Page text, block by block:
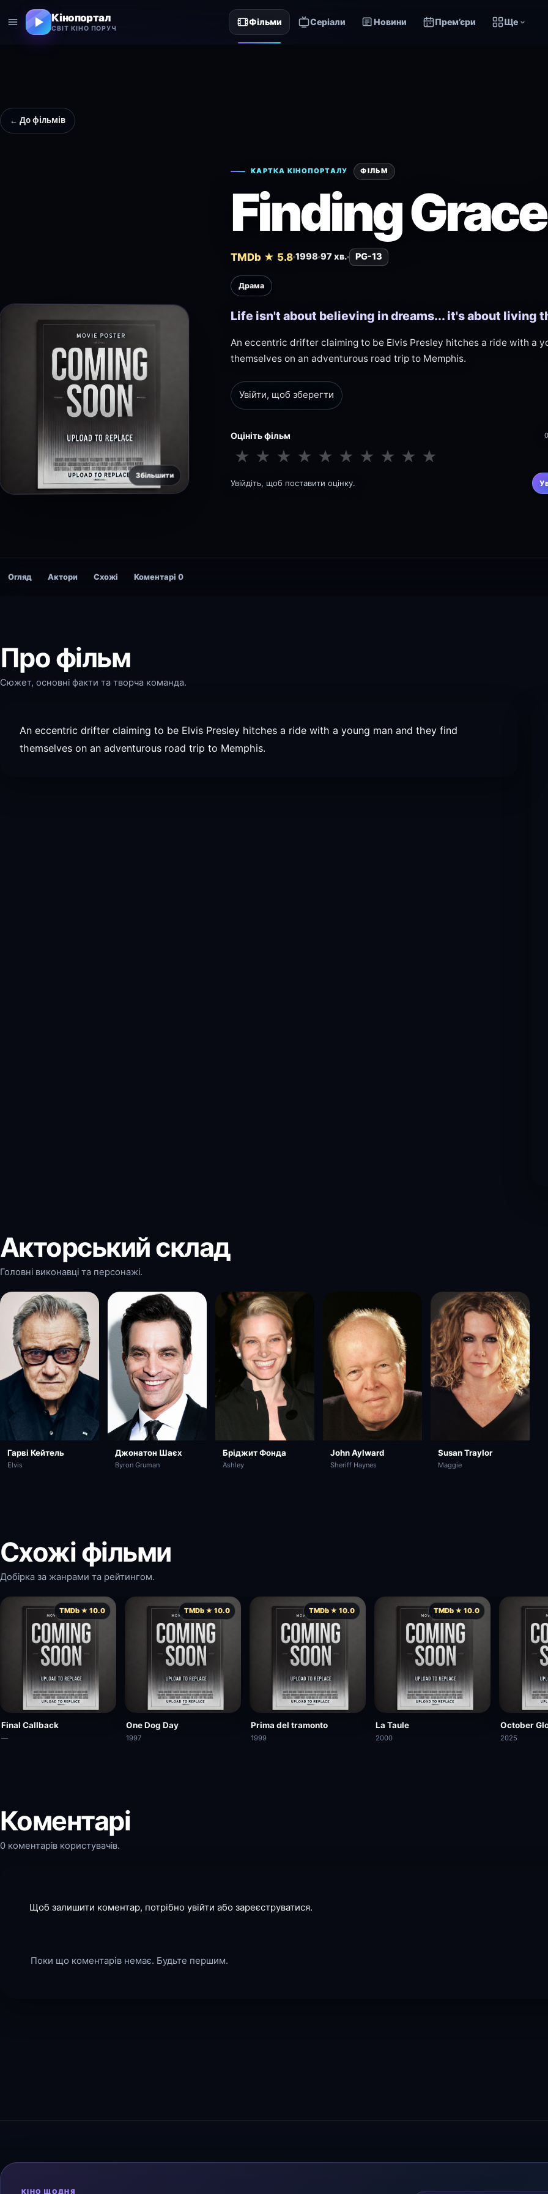
Кінопортал
СВІТ КІНО ПОРУЧ
Фільми Серіали Новини Прем’єри Ще
← До фільмів
Збільшити
КАРТКА КІНОПОРТАЛУ ФІЛЬМ
Finding
TMDb ★ 5.8 1998 97 хв. PG-13
Драма
Life isn't about believing in dreams... it's about living
An eccentric drifter claiming to be Elvis Presley hitches a ride with a
themselves on an adventurous road trip to Memphis.
Увійти, щоб зберегти
Оцініть фільм
★ ★ ★ ★ ★ ★ ★ ★ ★ ★
Увійдіть, щоб поставити оцінку.
Огляд Актори Схожі Коментарі 0
Про фільм
Сюжет, основні факти та творча команда.
An eccentric drifter claiming to be Elvis Presley hitches a ride with a young man and they find
themselves on an adventurous road trip to Memphis.
Акторський склад
Головні виконавці та персонажі.
Гарві Кейтель
Elvis
Джонатон Шаєх
Byron Gruman
Бріджит Фонда
Ashley
John Aylward
Sheriff Haynes
Susan Traylor
Maggie
Схожі фільми
Добірка за жанрами та рейтингом.
TMDb ★ 10.0
Final Callback
—
TMDb ★ 10.0
One Dog Day
1997
TMDb ★ 10.0
Prima del tramonto
1999
TMDb ★ 10.0
La Taule
2000
October
2025
Коментарі
0 коментарів користувачів.
Щоб залишити коментар, потрібно увійти або зареєструватися.
Поки що коментарів немає. Будьте першим.
КІНО ЩОДНЯ